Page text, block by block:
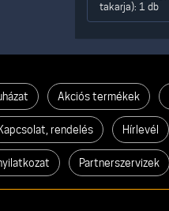
takarja): 1 db
Akciós termékek
Kapcsolat, rendelés Hírlevél
Partnerszervizek